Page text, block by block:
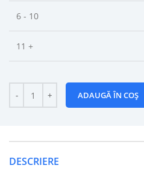
6 - 10
11 +
ADAUGĂ ÎN COȘ
DESCRIERE